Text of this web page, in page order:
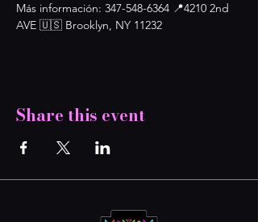
Más información: 347-548-6364 📍4210 2nd
AVE 🇺🇸 Brooklyn, NY 11232
Share this event